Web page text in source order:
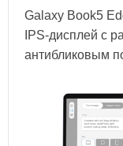
Galaxy Book5
IPS-дисплей с
антибликовым